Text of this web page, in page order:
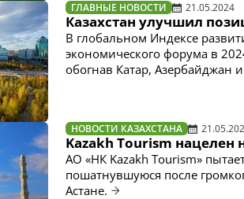
ГЛАВНЫЕ НОВОСТИ 21.05.2024
Казахстан улучшил
В глобальном Индексе
экономического форума в
обогнав Катар, Азербайджан
НОВОСТИ КАЗАХСТАНА
Kazakh Tourism нацелен
АО «НК Kazakh Tourism»
пошатнувшуюся после
Астане.